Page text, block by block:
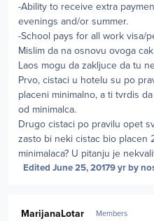
-Ability to receive extra
evenings and/or summer.
-School pays for all work visa/
Mislim da na osnovu ovoga
Laos mogu da zakljuce da tu
Prvo, cistaci u hotelu su po
placeni minimalno, a ti tvrdis
od minimalca.
Drugo cistaci po pravilu opet
zasto bi neki cistac bio placen
minimalaca? U pitanju je
Edited June 25, 20179 yrby
MarijanaLotar Members